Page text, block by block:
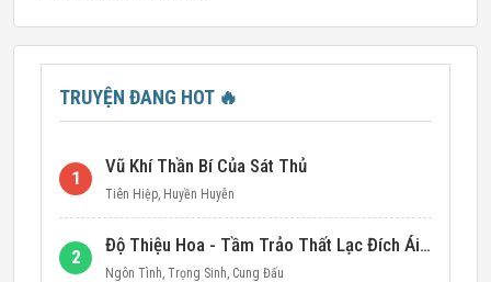
TRUYỆN ĐANG HOT 🔥
1
Vũ Khí Thần Bí Của Sát Thủ
Tiên Hiệp, Huyền Huyễn
2
Độ Thiệu Hoa - Tầm Trảo Thất Lạc Đích Ái Tình
Ngôn Tình, Trọng Sinh, Cung Đấu